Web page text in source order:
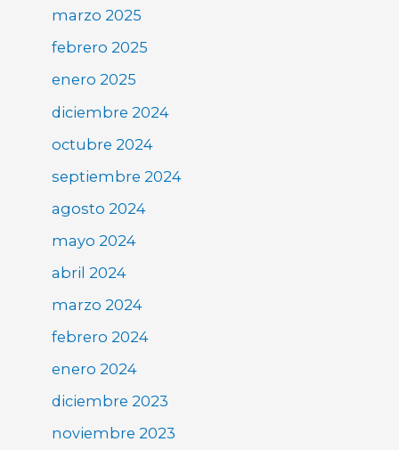
marzo 2025
febrero 2025
enero 2025
diciembre 2024
octubre 2024
septiembre 2024
agosto 2024
mayo 2024
abril 2024
marzo 2024
febrero 2024
enero 2024
diciembre 2023
noviembre 2023